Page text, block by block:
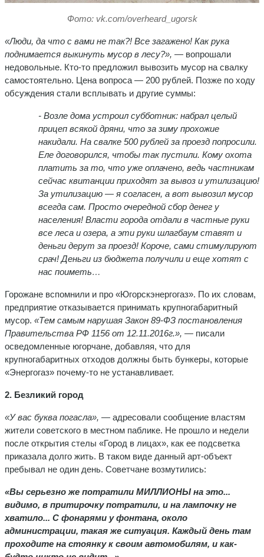
Фото: vk.com/overheard_ugorsk
«Люди, да что с вами не так?! Все загажено! Как рука
поднимается выкинуть мусор в лесу?», — вопрошали
недовольные. Кто-то предложил вывозить мусор на свалку
самостоятельно. Цена вопроса — 200 рублей. Позже по ходу
обсуждения стали всплывать и другие суммы:
- Возле дома устроил субботник: набрал целый
прицеп всякой дряни, что за зиму прохожие
накидали. На свалке 500 рублей за проезд попросили.
Еле договорился, чтобы так пустили. Кому охота
платить за то, что уже оплачено, ведь частникам
сейчас квитанции приходят за вывоз и утилизацию!
За утилизацию — я согласен, а вот вывозил мусор
всегда сам. Просто очередной сбор денег у
населения! Власти города отдали в частные руки
все леса и озера, а эти руки шлагбаум ставят и
деньги дерут за проезд! Короче, сами стимулируют
срач! Деньги из бюджета получили и еще хотят с
нас поиметь…
Горожане вспомнили и про «Югорскэнергогаз». По их словам,
предприятие отказывается принимать крупногабаритный
мусор. «Тем самым нарушая Закон 89-ФЗ постановления
Правительства РФ 1156 от 12.11.2016г.», — писали
осведомленные югорчане, добавляя, что для
крупногабаритных отходов должны быть бункеры, которые
«Энергогаз» почему-то не устанавливает.
2. Безликий город
«У вас буква погасла», — адресовали сообщение властям
жители советского в местном паблике. Не прошло и недели
после открытия стелы «Город в лицах», как ее подсветка
приказала долго жить. В таком виде данный арт-объект
пребывал не один день. Советчане возмутились:
«Вы серьезно же потратили МИЛЛИОНЫ на это...
видимо, в притирочку потратили, и на лампочку не
хватило... С фонарями у фонтана, около
администрации, такая же ситуация. Каждый день там
проходите на стоянку к своим автомобилям, и как-